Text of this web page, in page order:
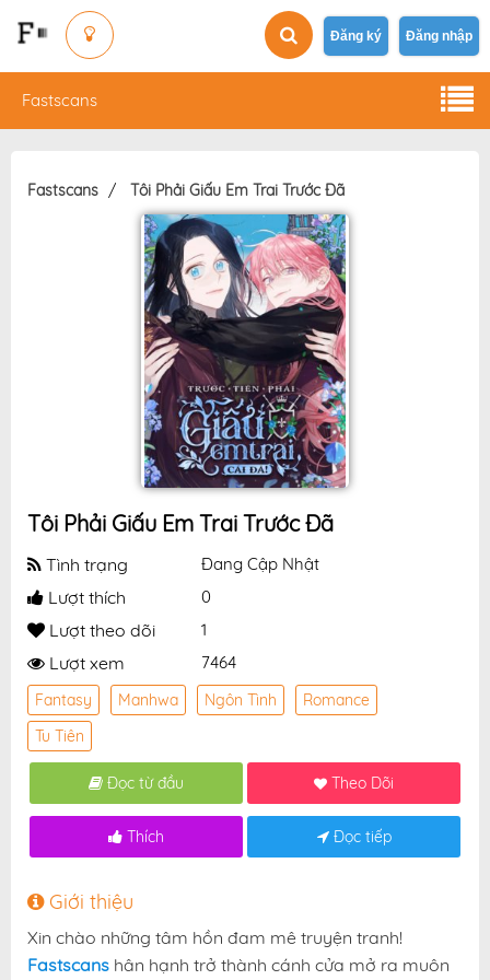
Đăng ký Đăng nhập
Fastscans
Fastscans Tôi Phải Giấu Em Trai Trước Đã
Tôi Phải Giấu Em Trai Trước Đã
Tình trạng Đang Cập Nhật
Lượt thích 0
Lượt theo dõi 1
Lượt xem 7464
Fantasy Manhwa Ngôn Tình
Romance
Tu Tiên
Đọc từ đầu Theo Dõi
Thích Đọc tiếp
Giới thiệu
Xin chào những tâm hồn đam mê truyện tranh!
Fastscans hân hạnh trở thành cánh cửa mở ra muôn